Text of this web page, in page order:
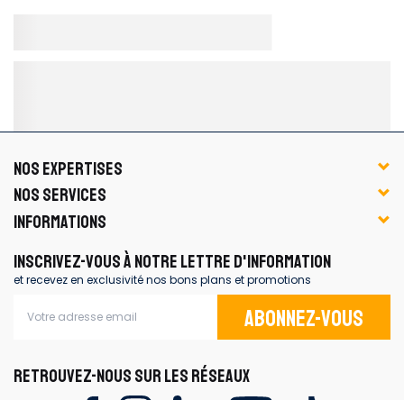
NOS EXPERTISES
NOS SERVICES
INFORMATIONS
INSCRIVEZ-VOUS À NOTRE LETTRE D'INFORMATION
et recevez en exclusivité nos bons plans et promotions
Abonnez-vous
RETROUVEZ-NOUS SUR LES RÉSEAUX